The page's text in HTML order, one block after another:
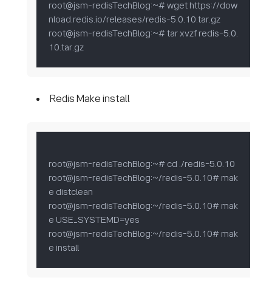
root@jsm-redisTechBlog:~# wget https://dow
nload.redis.io/releases/redis-5.0.10.tar.gz
root@jsm-redisTechBlog:~# tar xvzf redis-5.0.
10.tar.gz
Redis Make install
root@jsm-redisTechBlog:~# cd ./redis-5.0.10
root@jsm-redisTechBlog:~/redis-5.0.10# mak
e distclean
root@jsm-redisTechBlog:~/redis-5.0.10# mak
e USE_SYSTEMD=yes
root@jsm-redisTechBlog:~/redis-5.0.10# mak
e install